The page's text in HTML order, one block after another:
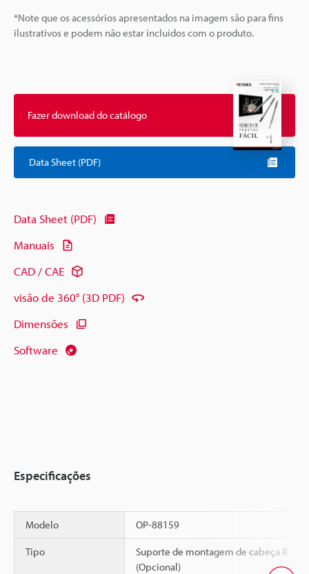
*Note que os acessórios apresentados na imagem são para fins
ilustrativos e podem não estar incluídos com o produto.
Fazer download do catálogo
Data Sheet (PDF)
Data Sheet (PDF)
Manuais
CAD / CAE
visão de 360° (3D PDF)
Dimensões
Software
Especificações
Modelo OP-88159
Tipo
Suporte de montagem de cabeça R
(Opcional)